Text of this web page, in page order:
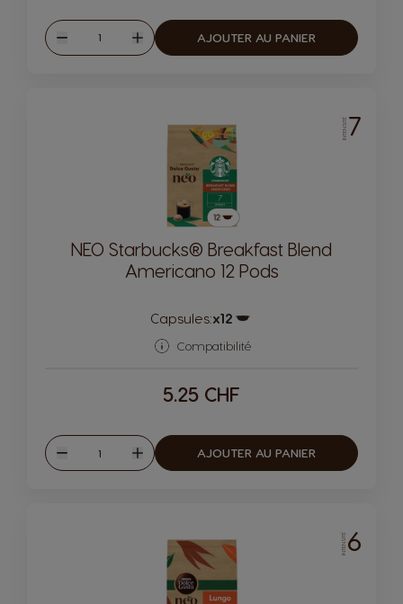
Diminuer
Quantité
Augmenter
AJOUTER AU PANIER
INTENSITÉ7
NEO Starbucks® Breakfast Blend
Americano 12 Pods
Capsules:x12
Compatibilité
5.25 CHF
Diminuer
Quantité
Augmenter
AJOUTER AU PANIER
INTENSITÉ6